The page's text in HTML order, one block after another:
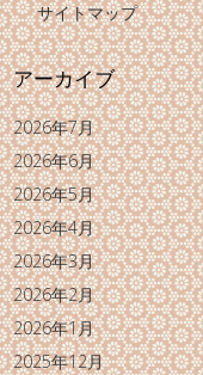
サイトマップ
アーカイブ
2026年7月
2026年6月
2026年5月
2026年4月
2026年3月
2026年2月
2026年1月
2025年12月